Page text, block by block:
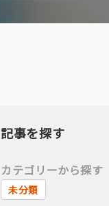
記事を探す
カテゴリーから探す
未分類